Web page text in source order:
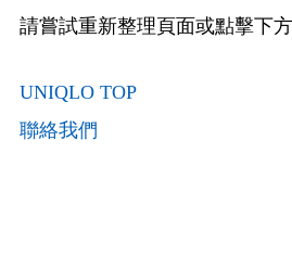
請嘗試重新整理頁面或點擊下
UNIQLO TOP
聯絡我們